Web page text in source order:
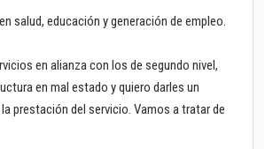
salud, educación y generación de empleo.
en alianza con los de segundo nivel,
en mal estado y quiero darles un
prestación del servicio. Vamos a tratar de